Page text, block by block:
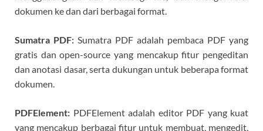
dokumen ke dan dari berbagai format.
Sumatra PDF: Sumatra PDF adalah pembaca PDF yang
gratis dan open-source yang mencakup fitur pengeditan
dan anotasi dasar, serta dukungan untuk beberapa format
dokumen.
PDFElement: PDFElement adalah editor PDF yang kuat
yang mencakup berbagai fitur untuk membuat, mengedit,